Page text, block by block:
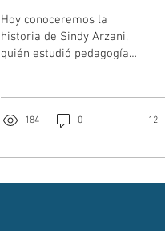
puedan vivir su
maternidad desde
amor propio y el
autocuidado
Hoy conoceremos la
historia de Sindy Arzani,
quién estudió pedagogía
184 0 12